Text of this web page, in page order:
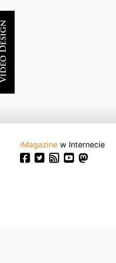
iMagazine w Internecie